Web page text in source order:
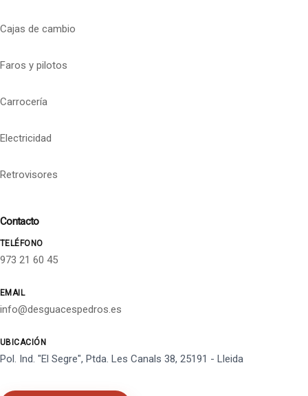
Cajas de cambio
Faros y pilotos
Carrocería
Electricidad
Retrovisores
Contacto
TELÉFONO
973 21 60 45
EMAIL
info@desguacespedros.es
UBICACIÓN
Pol. Ind. "El Segre", Ptda. Les Canals 38, 25191 - Lleida